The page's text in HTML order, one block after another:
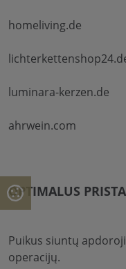
homeliving.de
luminara-kerzen.de
ahrwein.com
OPTIMALUS
Puikus siuntų
operacijų.